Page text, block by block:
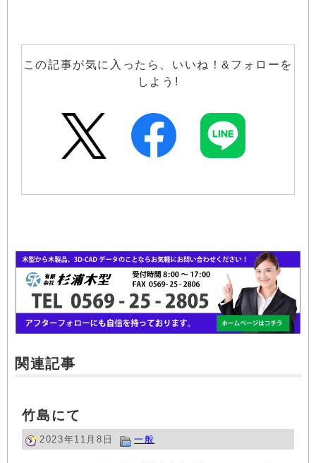
この記事が気に入ったら、いいね！&フォローを
しよう!
関連記事
竹島にて
2023年11月8日 一般